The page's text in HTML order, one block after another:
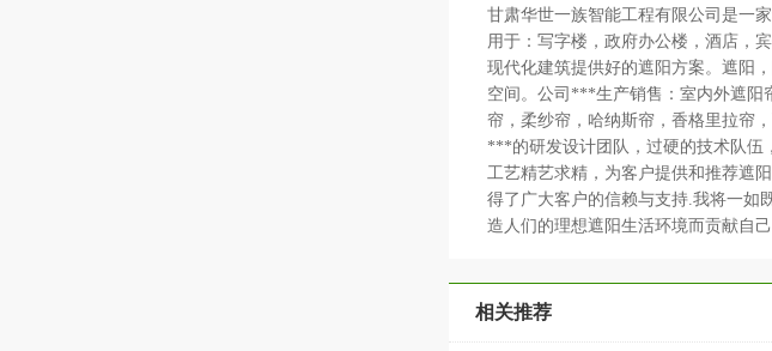
甘肃华世一族智能工程有限公司是一
用于：写字楼，政府办公楼，酒店，
现代化建筑提供好的遮阳方案。遮阳
空间。公司***生产销售：室内外遮阳
帘，柔纱帘，哈纳斯帘，香格里拉帘
***的研发设计团队，过硬的技术队伍
工艺精艺求精，为客户提供和推荐遮
得了广大客户的信赖与支持.我将一如
造人们的理想遮阳生活环境而贡献自己
相关推荐